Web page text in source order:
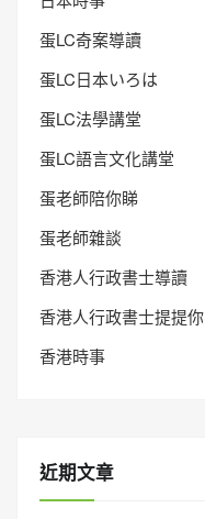
蛋LC奇案導讀
蛋LC日本いろは
蛋LC法學講堂
蛋LC語言文化講堂
蛋老師陪你睇
蛋老師雜談
香港人行政書士導讀
香港人行政書士提提你
香港時事
近期文章